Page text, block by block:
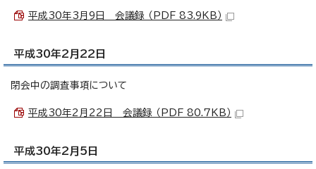
平成30年3月9日 会議録 （PDF 83.9KB）
平成30年2月22日
閉会中の調査事項について
平成30年2月22日 会議録 （PDF 80.7KB）
平成30年2月5日